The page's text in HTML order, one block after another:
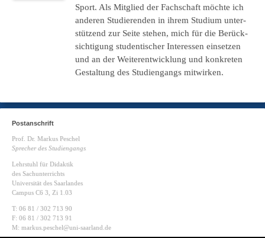
Sport.Als Mit­glied der Fach­schaft möch­te ich
ande­ren Stu­die­ren­den in ihrem Stu­di­um unter­
stüt­zend zur Seite ste­hen, mich für die Berück­
sich­ti­gung stu­den­ti­scher Inter­es­sen ein­set­zen
und an der Wei­ter­ent­wick­lung und kon­kre­ten
Gestal­tung des Stu­di­en­gangs mitwirken.
Postanschrift
Prof. Dr. Markus Peschel
Sprecher des Studiengangs
Lehrstuhl für Didaktik
des Sachunterrichts
Universität des Saarlandes
Campus C6 3, Zi 1.03
T: 06 81 / 302 713 90
F: 06 81 / 302 713 91
M: markus.peschel@uni-saarland.de